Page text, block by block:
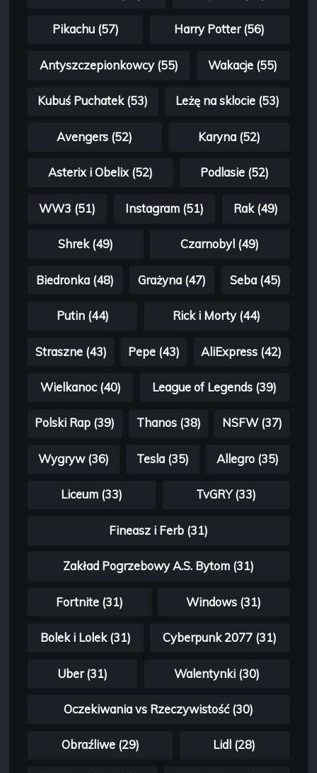
Pikachu (57) Harry Potter (56)
Antyszczepionkowcy (55) Wakacje (55)
Kubuś Puchatek (53) Leżę na sklocie (53)
Avengers (52) Karyna (52)
Asterix i Obelix (52) Podlasie (52)
WW3 (51) Instagram (51) Rak (49)
Shrek (49) Czarnobyl (49)
Biedronka (48) Grażyna (47) Seba (45)
Putin (44) Rick i Morty (44)
Straszne (43) Pepe (43) AliExpress (42)
Wielkanoc (40) League of Legends (39)
Polski Rap (39) Thanos (38) NSFW (37)
Wygryw (36) Tesla (35) Allegro (35)
Liceum (33) TvGRY (33)
Fineasz i Ferb (31)
Zakład Pogrzebowy A.S. Bytom (31)
Fortnite (31) Windows (31)
Bolek i Lolek (31) Cyberpunk 2077 (31)
Uber (31) Walentynki (30)
Oczekiwania vs Rzeczywistość (30)
Obraźliwe (29) Lidl (28)